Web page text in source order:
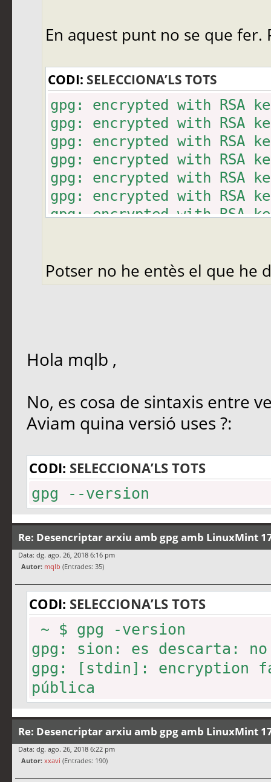
En aquest punt no se que fer.
CODI: SELECCIONA’LS TOTS
gpg: encrypted with RSA
gpg: encrypted with RSA
gpg: encrypted with RSA
gpg: encrypted with RSA
gpg: encrypted with RSA
gpg: encrypted with RSA
gpg: encrypted with RSA
gpg: ha fallat el
disponible
Potser no he entès el que he
Hola mqlb ,
No, es cosa de sintaxis entre
Aviam quina versió uses ?:
CODI: SELECCIONA’LS TOTS
gpg --version
Re: Desencriptar arxiu amb gpg amb LinuxMint
Data: dg. ago. 26, 2018 6:16 pm
Autor: mqlb (Entrades: 35)
CODI: SELECCIONA’LS TOTS
~ $ gpg -version
gpg: sion: es descarta:
gpg: [stdin]: encryption
pública
Re: Desencriptar arxiu amb gpg amb LinuxMint
Data: dg. ago. 26, 2018 6:22 pm
Autor: xxavi (Entrades: 190)